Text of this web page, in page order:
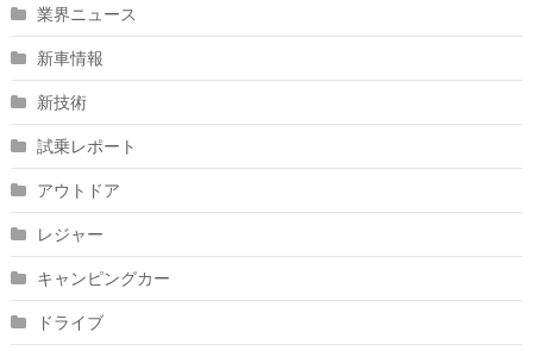
業界ニュース
新車情報
新技術
試乗レポート
アウトドア
レジャー
キャンピングカー
ドライブ